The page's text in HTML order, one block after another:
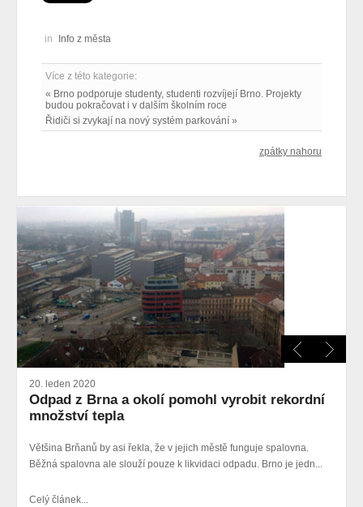
in Info z města
Více z této kategorie:
« Brno podporuje studenty, studenti rozvíjejí Brno. Projekty
budou pokračovat i v dalším školním roce
Řidiči si zvykají na nový systém parkování »
zpátky nahoru
20. leden 2020
Odpad z Brna a okolí pomohl vyrobit rekordní
množství tepla
Většina Brňanů by asi řekla, že v jejich městě funguje spalovna.
Běžná spalovna ale slouží pouze k likvidaci odpadu. Brno je jedn...
Celý článek...